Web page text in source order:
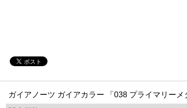
ガイアノーツ ガイアカラー 「038 プライマリーメ